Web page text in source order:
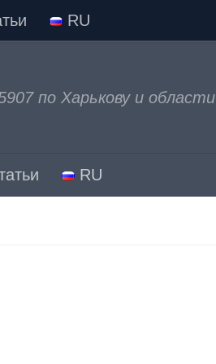
RU
по Харькову и области
RU